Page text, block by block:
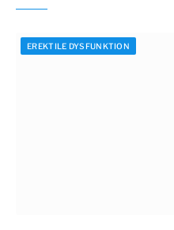
EREKTILE DYSFUNKTION